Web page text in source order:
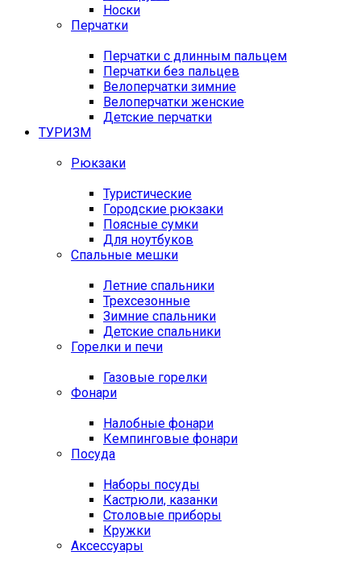
Носки
Перчатки
Перчатки с длинным пальцем
Перчатки без пальцев
Велоперчатки зимние
Велоперчатки женские
Детские перчатки
ТУРИЗМ
Рюкзаки
Туристические
Городские рюкзаки
Поясные сумки
Для ноутбуков
Спальные мешки
Летние спальники
Трехсезонные
Зимние спальники
Детские спальники
Горелки и печи
Газовые горелки
Фонари
Налобные фонари
Кемпинговые фонари
Посуда
Наборы посуды
Кастрюли, казанки
Столовые приборы
Кружки
Аксессуары